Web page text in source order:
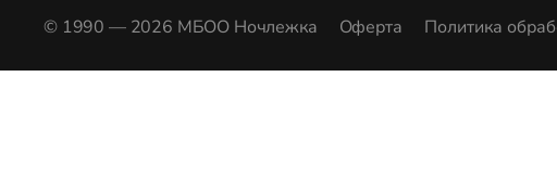
© 1990 — 2026 МБОО Ночлежка Оферта Политика